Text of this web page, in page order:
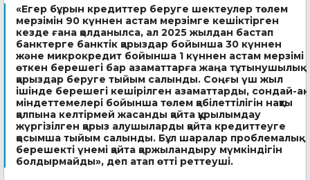
«Егер бұрын кредиттер беруге шектеулер төлем
мерзімін 90 күннен астам мерзімге кешіктірген
кезде ғана қолданылса, ал 2025 жылдан бастап
банктерге банктік қарыздар бойынша 30 күннен
және микрокредит бойынша 1 күннен астам мерзімі
өткен берешегі бар азаматтарға жаңа тұтынушылық
қарыздар беруге тыйым салынды. Соңғы үш жыл
ішінде берешегі кешірілген азаматтарды, сондай-ақ
міндеттемелері бойынша төлем қабілеттілігін нақты
қалпына келтірмей жасанды қайта құрылымдау
жүргізілген қарыз алушыларды қайта кредиттеуге
қосымша тыйым салынды. Бұл шаралар проблемалық
берешекті үнемі қайта қаржыландыру мүмкіндігін
болдырмайды», деп атап өтті реттеуші.